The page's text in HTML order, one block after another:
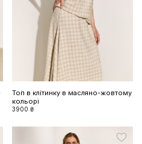
Топ в клітинку в масляно-жовтому
кольорі
3900 ₴
НА ПЕРШЕ
отримайте доступ до знижки та
бренду